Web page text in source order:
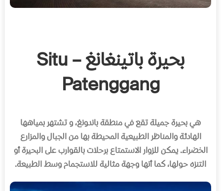
بحيرة باتينغانغ – Situ
Patenggang
هي بحيرة جميلة تقع في منطقة باندونغ، و تشتهر بمياهها
الهادئة والمناظر الطبيعية المحيطة بها من الجبال والمزارع
الخضراء.يمكن للزوار الاستمتاع برحلات بالقوارب على البحيرة أو
التنزه حولها، كما أنها وجهة مثالية للاستجمام وسط الطبيعة.